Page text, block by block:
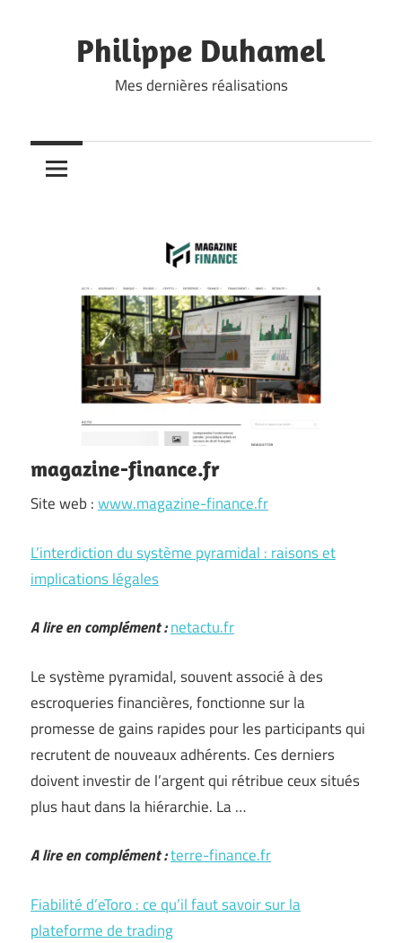
contentPhilippe Duhamel
Mes dernières réalisations
magazine-finance.fr
Site web :www.magazine-finance.fr
L’interdiction du système pyramidal : raisons et
implications légales
A lire en complément :netactu.fr
Le système pyramidal, souvent associé à des
escroqueries financières, fonctionne sur la
promesse de gains rapides pour les participants qui
recrutent de nouveaux adhérents. Ces derniers
doivent investir de l’argent qui rétribue ceux situés
plus haut dans la hiérarchie. La …
A lire en complément :terre-finance.fr
Fiabilité d’eToro : ce qu’il faut savoir sur la
plateforme de trading